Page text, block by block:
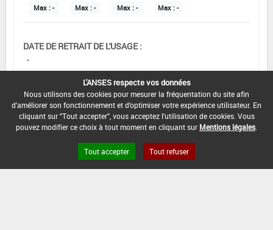
Max : - Max : - Max : - Max : -
DATE DE RETRAIT DE L'USAGE :
-
COMMENTAIRE :L'ANSES respecte vos données
Nous utilisons des cookies pour mesurer la fréquentation du site afin
d'améliorer son fonctionnement et d'optimiser votre expérience utilisateur. En
cliquant sur "Tout accepter", vous acceptez l'utilisation de cookies. Vous
pouvez modifier ce choix à tout moment en cliquant sur Mentions légales
Tout accepter Tout refuser